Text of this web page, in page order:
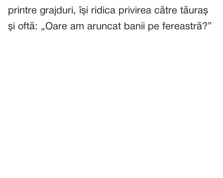
printre grajduri, își ridica privirea către tăuraș
și oftă: „Oare am aruncat banii pe fereastră?”